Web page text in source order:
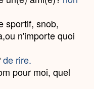
sportif, snob,
n'importe quoi
de rire.
pour moi, quel